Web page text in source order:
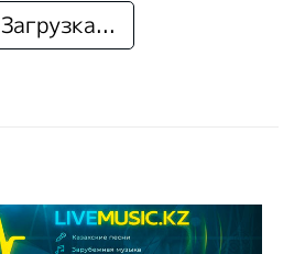
Загрузка...